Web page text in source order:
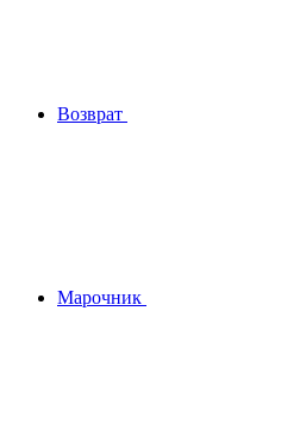
Возврат
Марочник